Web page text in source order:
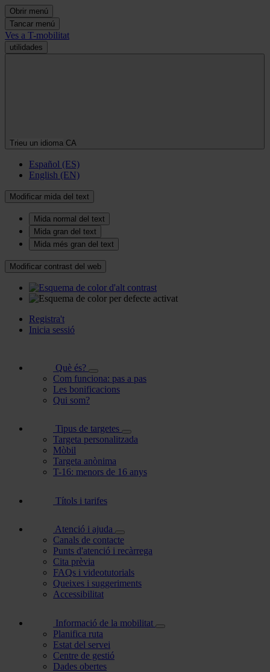
Obrir menú
Tancar menú
Ves a T-mobilitat
utilidades
Trieu un idioma CA
Español (ES)
English (EN)
Modificar mida del text
Mida normal del text
Mida gran del text
Mida més gran del text
Modificar contrast del web
Registra't
Inicia sessió
Què és?
Com funciona: pas a pas
Les bonificacions
Qui som?
Tipus de targetes
Targeta personalitzada
Mòbil
Targeta anònima
T-16: menors de 16 anys
Títols i tarifes
Atenció i ajuda
Canals de contacte
Punts d'atenció i recàrrega
Cita prèvia
FAQs i videotutorials
Queixes i suggeriments
Accessibilitat
Informació de la mobilitat
Planifica ruta
Estat del servei
Centre de gestió
Dades obertes